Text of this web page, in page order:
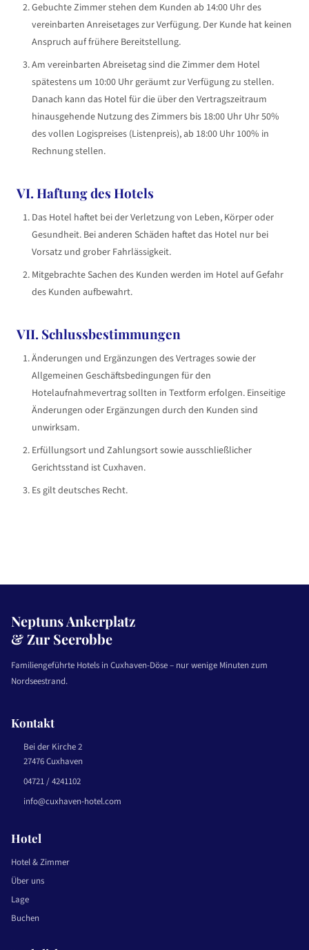
Gebuchte Zimmer stehen dem Kunden ab 14:00 Uhr des
vereinbarten Anreisetages zur Verfügung. Der Kunde hat keinen
Anspruch auf frühere Bereitstellung.
Am vereinbarten Abreisetag sind die Zimmer dem Hotel
spätestens um 10:00 Uhr geräumt zur Verfügung zu stellen.
Danach kann das Hotel für die über den Vertragszeitraum
hinausgehende Nutzung des Zimmers bis 18:00 Uhr Uhr 50%
des vollen Logispreises (Listenpreis), ab 18:00 Uhr 100% in
Rechnung stellen.
VI. Haftung des Hotels
Das Hotel haftet bei der Verletzung von Leben, Körper oder
Gesundheit. Bei anderen Schäden haftet das Hotel nur bei
Vorsatz und grober Fahrlässigkeit.
Mitgebrachte Sachen des Kunden werden im Hotel auf Gefahr
des Kunden aufbewahrt.
VII. Schlussbestimmungen
Änderungen und Ergänzungen des Vertrages sowie der
Allgemeinen Geschäftsbedingungen für den
Hotelaufnahmevertrag sollten in Textform erfolgen. Einseitige
Änderungen oder Ergänzungen durch den Kunden sind
unwirksam.
Erfüllungsort und Zahlungsort sowie ausschließlicher
Gerichtsstand ist Cuxhaven.
Es gilt deutsches Recht.
Neptuns Ankerplatz
& Zur Seerobbe
Familiengeführte Hotels in Cuxhaven-Döse – nur wenige Minuten zum
Nordseestrand.
Kontakt
Bei der Kirche 2
27476 Cuxhaven
04721 / 4241102
info@cuxhaven-hotel.com
Hotel
Hotel & Zimmer
Über uns
Lage
Buchen